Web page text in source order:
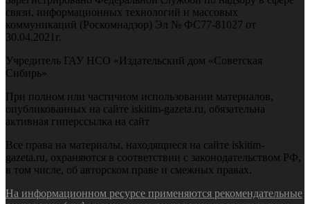
связи, информационных технологий и массовых
коммуникаций (Роскомнадзор) Эл № ФС77-81027 от
30.04.2021г.
Учредитель ГАУ НСО «Издательский дом «Советская
Сибирь»
При полном или частичном использовании материалов,
опубликованных на сайте iskitim-gazeta.ru, обязательна
активная гиперссылка на сайт
Все права на материалы, находящиеся на сайте iskitim-
gazeta.ru, охраняются в соответствии с законодательством РФ,
в том числе, об авторском праве и смежных правах.
На информационном ресурсе применяются рекомендательные